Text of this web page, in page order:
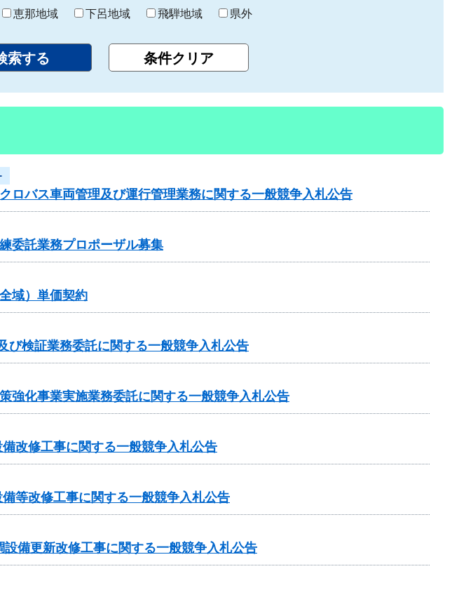
恵那地域 下呂地域 飛騨地域 県外
ロバス車両管理及び運行管理業務に関する一般競争入札公告
委託業務プロポーザル募集
域）単価契約
び検証業務委託に関する一般競争入札公告
強化事業実施業務委託に関する一般競争入札公告
改修工事に関する一般競争入札公告
等改修工事に関する一般競争入札公告
備更新改修工事に関する一般競争入札公告